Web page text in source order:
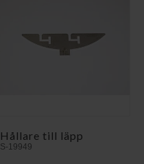
Hållare till läpp
S-19949